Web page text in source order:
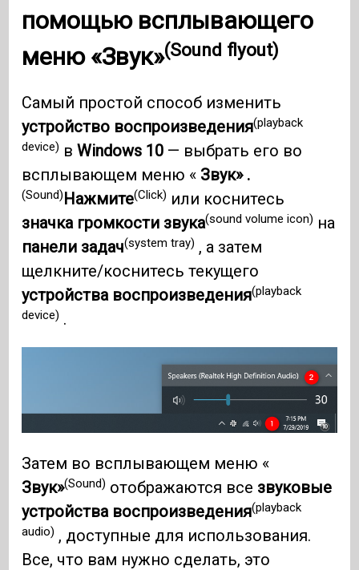
помощью всплывающего
меню «Звук»(Sound flyout)
Самый простой способ изменить
устройство воспроизведения(playback
device) вWindows 10 — выбрать его во
всплывающем меню « Звук» .
(Sound)Нажмите(Click) или коснитесь
значка громкости звука(sound volume icon) на
панели задач(system tray) , а затем
щелкните/коснитесь текущего
устройства воспроизведения(playback
device) .
Затем во всплывающем меню «
Звук»(Sound) отображаются все звуковые
устройства воспроизведения(playback
audio) , доступные для использования.
Все, что вам нужно сделать, это